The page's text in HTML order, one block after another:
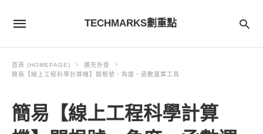
TECHMARKS劃重點
首頁 (HOMEPAGE)
擴充外掛
簡易【線上工程科學計算機】開根號、角度、函數運算工具
簡易【線上工程科學計算